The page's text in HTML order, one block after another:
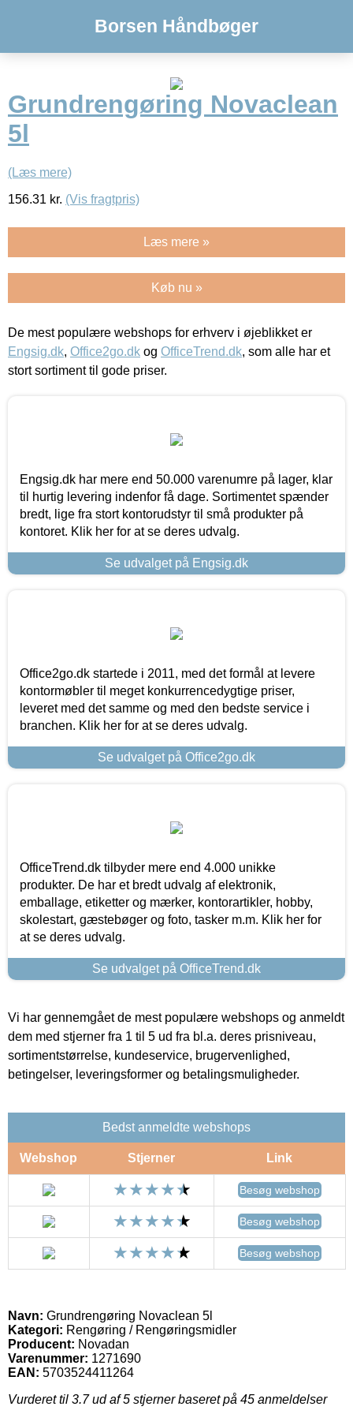
Borsen Håndbøger
Grundrengøring Novaclean
5l
(Læs mere)
156.31 kr. (Vis fragtpris)
Læs mere »
Køb nu »
De mest populære webshops for erhverv i øjeblikket er
Engsig.dk, Office2go.dk og OfficeTrend.dk, som alle har et
stort sortiment til gode priser.
Engsig.dk har mere end 50.000 varenumre på lager, klar
til hurtig levering indenfor få dage. Sortimentet spænder
bredt, lige fra stort kontorudstyr til små produkter på
kontoret. Klik her for at se deres udvalg.
Se udvalget på Engsig.dk
Office2go.dk startede i 2011, med det formål at levere
kontormøbler til meget konkurrencedygtige priser,
leveret med det samme og med den bedste service i
branchen. Klik her for at se deres udvalg.
Se udvalget på Office2go.dk
OfficeTrend.dk tilbyder mere end 4.000 unikke
produkter. De har et bredt udvalg af elektronik,
emballage, etiketter og mærker, kontorartikler, hobby,
skolestart, gæstebøger og foto, tasker m.m. Klik her for
at se deres udvalg.
Se udvalget på OfficeTrend.dk
Vi har gennemgået de mest populære webshops og anmeldt
dem med stjerner fra 1 til 5 ud fra bl.a. deres prisniveau,
sortimentstørrelse, kundeservice, brugervenlighed,
betingelser, leveringsformer og betalingsmuligheder.
Bedst anmeldte webshops
Webshop Stjerner Link
Besøg webshop
Besøg webshop
Besøg webshop
Navn: Grundrengøring Novaclean 5l
Kategori: Rengøring / Rengøringsmidler
Producent: Novadan
Varenummer: 1271690
EAN: 5703524411264
Vurderet til 3.7ud af 5 stjerner baseret på 45 anmeldelser